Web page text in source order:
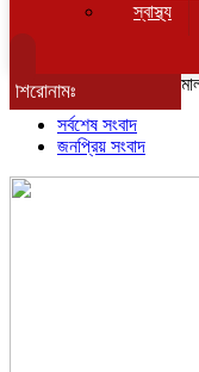
স্বাস্থ্য
শিরোনামঃ
সর্বশেষ সংবাদ
জনপ্রিয় সংবাদ